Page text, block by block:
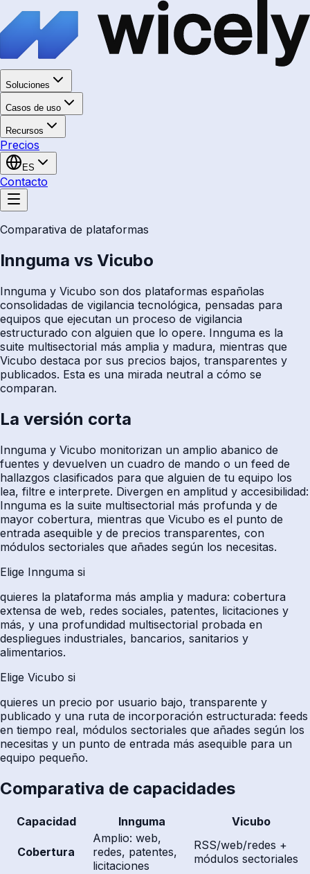
Soluciones
Casos de uso
Recursos
Precios
ES
Contacto
Comparativa de plataformas
Innguma vs Vicubo
Innguma y Vicubo son dos plataformas españolas
consolidadas de vigilancia tecnológica, pensadas para
equipos que ejecutan un proceso de vigilancia
estructurado con alguien que lo opere. Innguma es la
suite multisectorial más amplia y madura, mientras que
Vicubo destaca por sus precios bajos, transparentes y
publicados. Esta es una mirada neutral a cómo se
comparan.
La versión corta
Innguma y Vicubo monitorizan un amplio abanico de
fuentes y devuelven un cuadro de mando o un feed de
hallazgos clasificados para que alguien de tu equipo los
lea, filtre e interprete. Divergen en amplitud y accesibilidad:
Innguma es la suite multisectorial más profunda y de
mayor cobertura, mientras que Vicubo es el punto de
entrada asequible y de precios transparentes, con
módulos sectoriales que añades según los necesitas.
Elige Innguma si
quieres la plataforma más amplia y madura: cobertura
extensa de web, redes sociales, patentes, licitaciones y
más, y una profundidad multisectorial probada en
despliegues industriales, bancarios, sanitarios y
alimentarios.
Elige Vicubo si
quieres un precio por usuario bajo, transparente y
publicado y una ruta de incorporación estructurada: feeds
en tiempo real, módulos sectoriales que añades según los
necesitas y un punto de entrada más asequible para un
equipo pequeño.
Comparativa de capacidades
Capacidad Innguma Vicubo
Cobertura
Amplio: web,
redes, patentes,
licitaciones
RSS/web/redes +
módulos sectoriales